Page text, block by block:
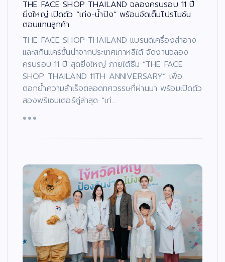
THE FACE SHOP THAILAND ฉลองครบรอบ 11 ปี
ยิ่งใหญ่ เปิดตัว “เก่ง-น้ำปิง” พร้อมจัดเต็มโปรโมชัน
ตอบแทนลูกค้า
THE FACE SHOP THAILAND แบรนด์เครื่องสำอาง
และสกินแคร์ชั้นนำจากประเทศเกาหลีใต้ จัดงานฉลอง
ครบรอบ 11 ปี สุดยิ่งใหญ่ ภายใต้ธีม “THE FACE
SHOP THAILAND 11TH ANNIVERSARY” เพื่อ
ตอกย้ำความสำเร็จตลอดทศวรรษที่ผ่านมา พร้อมเปิดตัว
สองพรีเซนเตอร์คู่ล่าสุด “เก่…